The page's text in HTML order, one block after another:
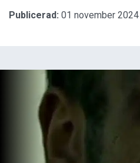
Publicerad: 01 november